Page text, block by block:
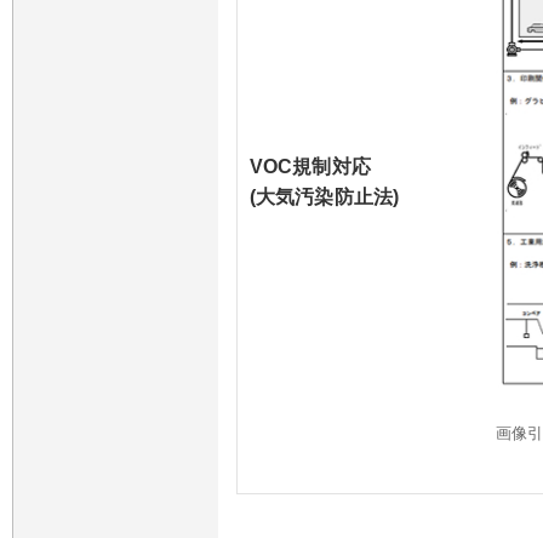
VOC規制対応
(大気汚染防止法)
画像